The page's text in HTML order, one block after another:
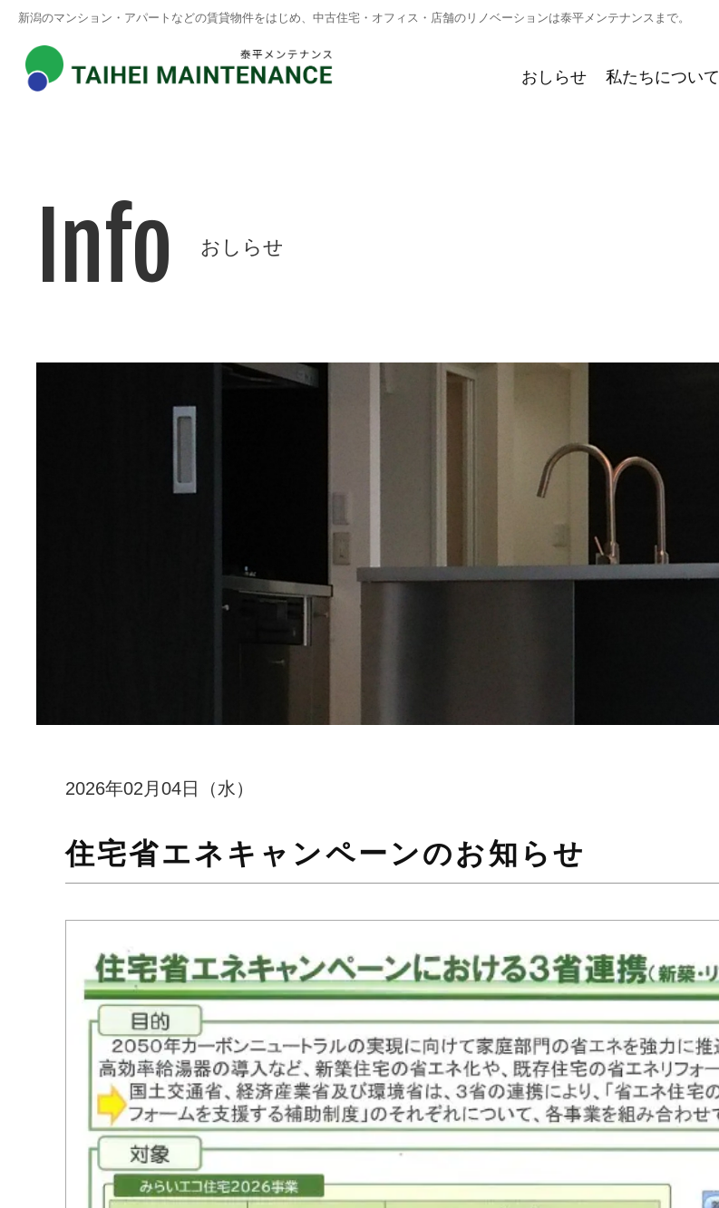
新潟のマンション・アパートなどの賃貸物件をはじめ、中古住宅・オフィス・店舗のリノベーションは泰平メンテナンスまで。
おしらせ 私たちについて
Info おしらせ
2026年02月04日（水）
住宅省エネキャンペーンのお知らせ